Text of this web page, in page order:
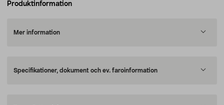
Produktinformation
Mer information
Specifikationer, dokument och ev. faroinformation